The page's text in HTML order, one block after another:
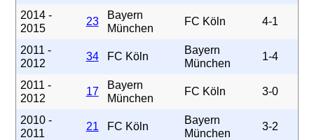
2014 -
2015
23
Bayern
München
FC Köln 4-1
2011 -
2012
34 FC Köln
Bayern
München
1-4
2011 -
2012
17
Bayern
München
FC Köln 3-0
2010 -
2011
21 FC Köln
Bayern
München
3-2